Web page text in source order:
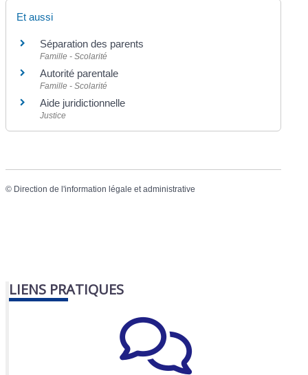
Et aussi
Séparation des parents
Famille - Scolarité
Autorité parentale
Famille - Scolarité
Aide juridictionnelle
Justice
© Direction de l'information légale et administrative
LIENS PRATIQUES